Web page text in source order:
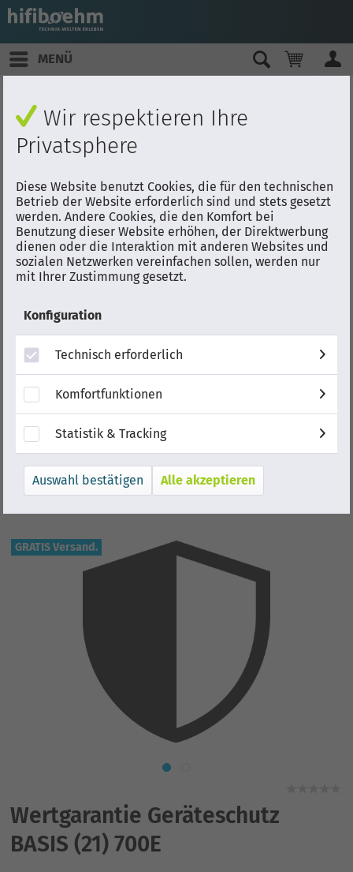
MENÜ
Wir respektieren Ihre
Privatsphere
Diese Website benutzt Cookies, die für den technischen
Betrieb der Website erforderlich sind und stets gesetzt
werden. Andere Cookies, die den Komfort bei
Benutzung dieser Website erhöhen, der Direktwerbung
dienen oder die Interaktion mit anderen Websites und
sozialen Netzwerken vereinfachen sollen, werden nur
mit Ihrer Zustimmung gesetzt.
Konfiguration
Technisch erforderlich
Komfortfunktionen
Statistik & Tracking
Alle akzeptieren
GRATIS Versand.
Wertgarantie Geräteschutz
BASIS (21) 700E